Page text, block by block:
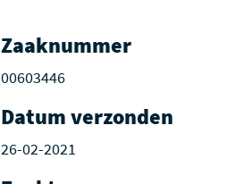
Zaaknummer
00603446
Datum verzonden
26-02-2021